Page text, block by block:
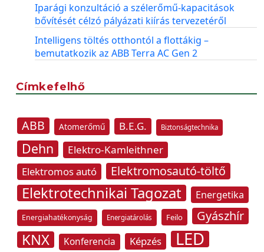
Iparági konzultáció a szélerőmű-kapacitások
bővítését célzó pályázati kiírás tervezetéről
Intelligens töltés otthontól a flottákig –
bemutatkozik az ABB Terra AC Gen 2
Címkefelhő
ABB Atomerőmű B.E.G. Biztonságtechnika
Dehn
Elektro-Kamleithner
Elektromos autó
Elektromosautó-töltő
Elektrotechnikai Tagozat Energetika
Energiahatékonyság Energiatárolás Feilo Gyászhír
KNX Konferencia Képzés LED